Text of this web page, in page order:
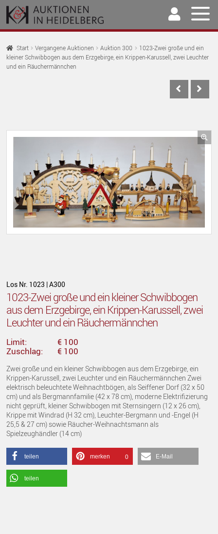
Zur
Navigation
springen
Springe
zum
Inhalt
Home
Auktionen
Unser Team
Kontakt
Start Vergangene Auktionen Auktion 300
1023-Zwei große und ein
kleiner Schwibbogen aus dem Erzgebirge, ein Krippen-Karussell, zwei Leuchter
und ein Räuchermännchen
🔍
Los Nr. 1023 | A300
1023-Zwei große und ein kleiner Schwibbogen
aus dem Erzgebirge, ein Krippen-Karussell, zwei
Leuchter und ein Räuchermännchen
Limit:
€ 100
Zuschlag:
€ 100
Zwei große und ein kleiner Schwibbogen aus dem Erzgebirge, ein
Krippen-Karussell, zwei Leuchter und ein Räuchermännchen Zwei
elektrisch beleuchtete Weihnachtbögen, als Seiffener Dorf (32 x 50
cm) und als Bergmannfamilie (42 x 78 cm), moderne Elektrifizierung
nicht geprüft, kleiner Schwibbogen mit Sternsingern (12 x 26 cm),
Krippe mit Windrad (H 32 cm), Leuchter-Bergmann und -Engel (H
25,5 & 27 cm) sowie Räucher-Weihnachtsmann als
Spielzeughändler (14 cm)
teilen merken 0 E-Mail
teilen